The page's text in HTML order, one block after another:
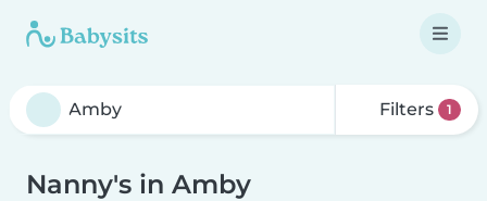
Filters 1
Nanny's in Amby